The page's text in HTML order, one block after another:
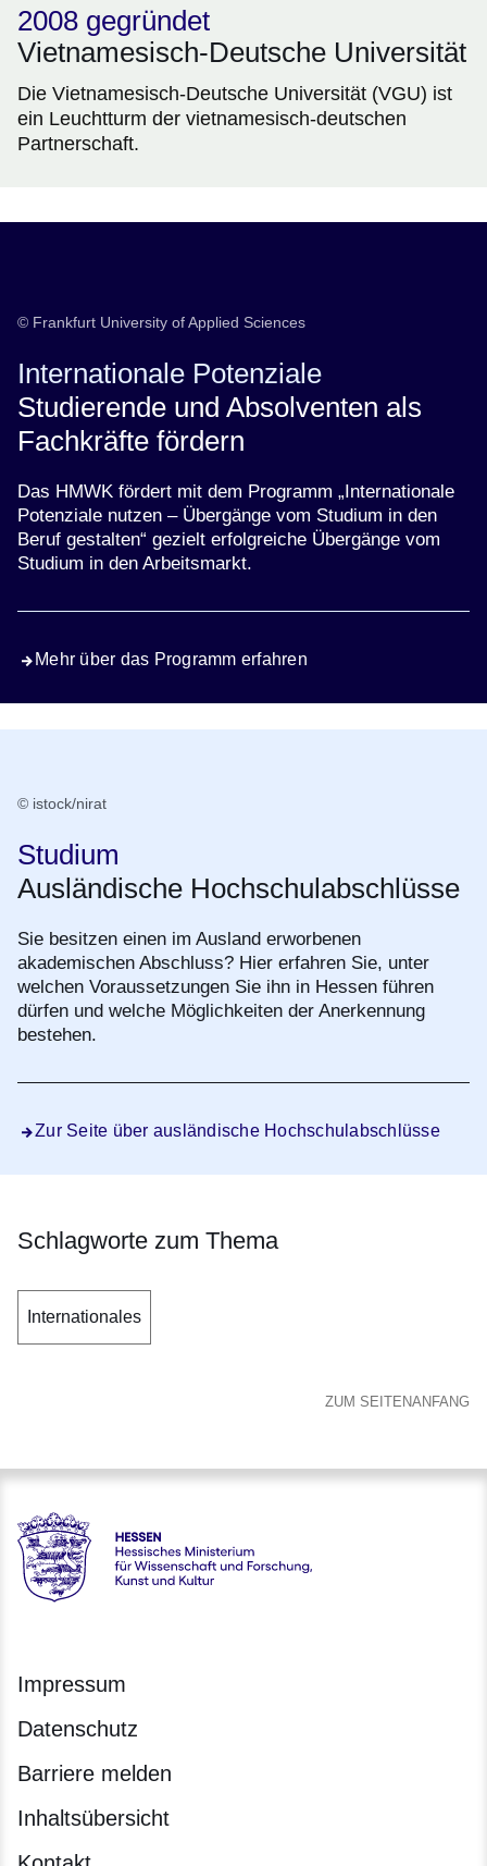
2008 gegründet
Vietnamesisch-Deutsche Universität
Die Vietnamesisch-Deutsche Universität (VGU) ist
ein Leuchtturm der vietnamesisch-deutschen
Partnerschaft.
© Frankfurt University of Applied Sciences
Internationale Potenziale
Studierende und Absolventen als
Fachkräfte fördern
Das HMWK fördert mit dem Programm „Internationale
Potenziale nutzen – Übergänge vom Studium in den
Beruf gestalten“ gezielt erfolgreiche Übergänge vom
Studium in den Arbeitsmarkt.
Mehr über das Programm erfahren
© istock/nirat
Studium
Ausländische Hochschulabschlüsse
Sie besitzen einen im Ausland erworbenen
akademischen Abschluss? Hier erfahren Sie, unter
welchen Voraussetzungen Sie ihn in Hessen führen
dürfen und welche Möglichkeiten der Anerkennung
bestehen.
Zur Seite über ausländische Hochschulabschlüsse
Schlagworte zum Thema
Internationales
ZUM SEITENANFANG
Hessen - Hessisches Ministerium für Wissenschaft und
Impressum
Datenschutz
Barriere melden
Inhaltsübersicht